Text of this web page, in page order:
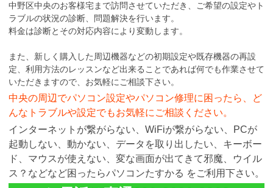
中野区中央のお客様宅まで訪問させていただき、ご希望の設定やト
ラブルの状況の診断、問題解決を行います。
料金は診断とその対応内容により変動します。
また、新しく購入した周辺機器などの初期設定や既存機器の再設
定、利用方法のレッスンなど出来ることであれば何でも作業させて
いただきますので、お気軽にご相談下さい。
中央の周辺でパソコン設定やパソコン修理に困ったら、ど
んなトラブルや設定でもお気軽にご相談ください。
インターネットが繋がらない、WiFiが繋がらない、PCが
起動しない、動かない、データを取り出したい、キーボー
ド、マウスが使えない、変な画面が出てきて邪魔、ウイル
ス？などなど困ったらパソコンたすかる をご利用下さい。